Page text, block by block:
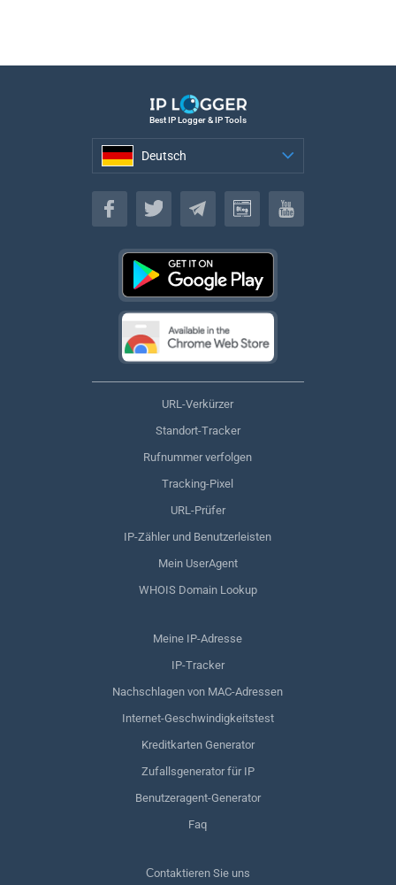
Best IP Logger & IP Tools
Deutsch
Deutsch
URL-Verkürzer
Standort-Tracker
Rufnummer verfolgen
Tracking-Pixel
URL-Prüfer
IP-Zähler und Benutzerleisten
Mein UserAgent
WHOIS Domain Lookup
Meine IP-Adresse
IP-Tracker
Nachschlagen von MAC-Adressen
Internet-Geschwindigkeitstest
Kreditkarten Generator
Zufallsgenerator für IP
Benutzeragent-Generator
Faq
Сontaktieren Sie uns